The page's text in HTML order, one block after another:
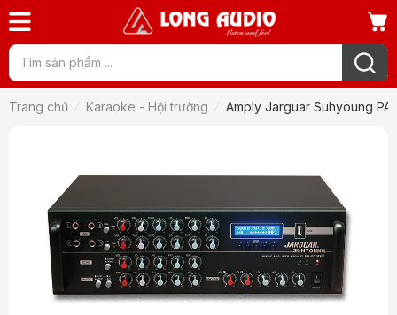
Trang chủ Karaoke - Hội trường Amply Jarguar Suhyoung